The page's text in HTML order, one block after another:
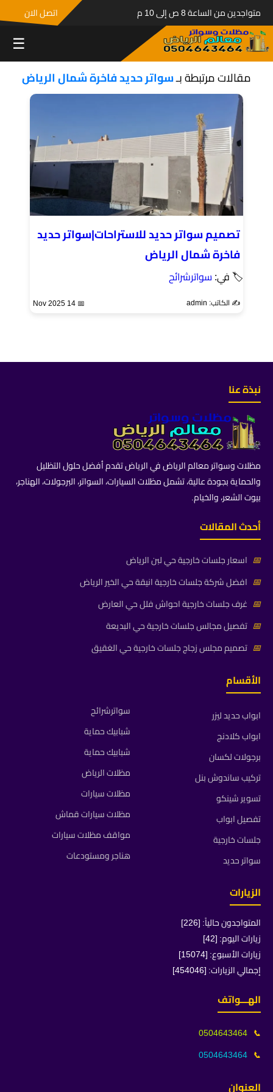
متواجدين من الساعة 8 ص إلى 10 م اتصل الان
☰
مقالات مرتبطة بـسواتر حديد فاخرة شمال الرياض
تصميم سواتر حديد للاستراحات|سواتر حديد
فاخرة شمال الرياض
🏷 في: سواترشرائح
✍️ الكاتب: admin 📅 14 Nov 2025
نبذة عنا
مظلات وسواتر معالم الرياض في الرياض تقدم أفضل حلول التظليل
والحماية بجودة عالية، تشمل مظلات السيارات، السواتر، البرجولات، الهناجر،
بيوت الشعر، والخيام.
أحدث المقالات
📅 اسعار جلسات خارجية حي لبن الرياض
📅 افضل شركة جلسات خارجية انيقة حي الخير الرياض
📅 غرف جلسات خارجية احواش فلل حي العارض
📅 تفصيل مجالس جلسات خارجية حي البديعة
📅 تصميم مجلس زجاج جلسات خارجية حي الغقيق
الأقسام
ابواب حديد ليزر
ابواب كلادنج
برجولات لكسان
تركيب ساندوش بنل
تسوير شينكو
تفصيل ابواب
جلسات خارجية
سواتر حديد
سواترشرائح
شبابيك حماية
شبابيك حماية
مظلات الرياض
مظلات سيارات
مظلات سيارات قماش
مواقف مظلات سيارات
هناجر ومستودعات
الزيارات
المتواجدون حالياً: [226]
زيارات اليوم: [42]
زيارات الأسبوع: [15074]
إجمالي الزيارات: [454046]
الهـــواتف
📞
0504643464
📞
0504643464
العنوان